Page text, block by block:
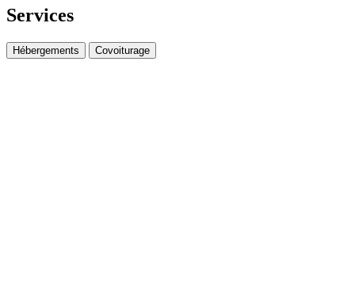
Services
Hébergements Covoiturage